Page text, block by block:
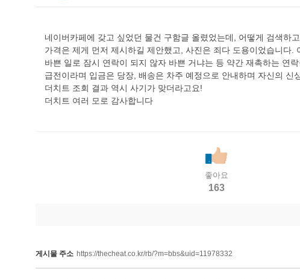
네이버카페에 갖고 싶었던 물건 구함글 올렸었는데, 어떻게 검색하고
가격은 제게 먼저 제시하길 제안했고, 사진은 죄다 도용이었습니다.
바쁜 일로 잠시 연락이 되지 않자 바쁜 거냐는 등 약간 재촉하는 연
급전이라며 입금은 당장, 배송은 차주 예정으로 안내하며 자신의 신
더치트 조회 결과 역시 사기가 맞더라고요!
더치트 여러 모로 감사합니다
좋아요
163
게시물 주소 https://thecheat.co.kr/rb/?m=bbs&uid=11978332